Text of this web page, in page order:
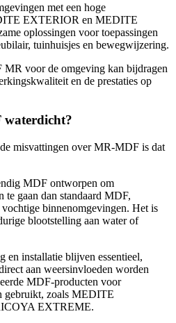
met een hoge
EXTERIOR en MEDITE
oplossingen voor toepassingen
tuinhuisjes en bewegwijzering.
voor de omgeving kan bijdragen
en de prestaties op
waterdicht?
misvattingen over MR-MDF is dat
MDF ontworpen om
te gaan dan standaard MDF,
binnenomgevingen. Het is
blootstelling aan water of
en installatie blijven essentieel,
aan weersinvloeden worden
MDF-producten voor
gebruikt, zoals MEDITE
EXTREME.